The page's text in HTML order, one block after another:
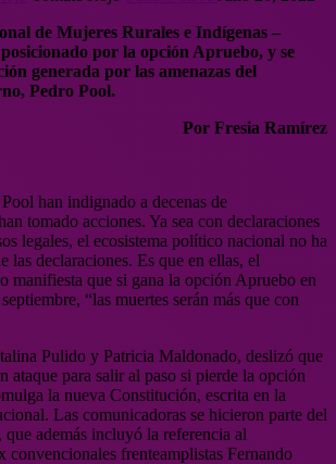
de Mujeres Rurales e Indígenas –
por la opción Apruebo, y se
generada por las amenazas del
Pedro Pool.
Por Fresia Ramírez
han indignado a decenas de
tomado acciones. Ya sea con declaraciones
legales, el ecosistema político nacional no ha
las declaraciones. Es que en ellas, el
manifiesta que si gana la opción Apruebo en
“las muertes serán más que con
Pulido y Patricia Maldonado, deslizó que
ataque para salir al paso si pierde la opción
la nueva Constitución, escrita en la
Las comunicadoras se hicieron parte del
que además incluyó la referencia al
convencionales frenteamplistas Fernando